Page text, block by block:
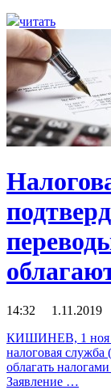
читать
14:32 1.11.2019
КИШИНЕВ, 1 ноя –
налоговая
облагать
Заявление …